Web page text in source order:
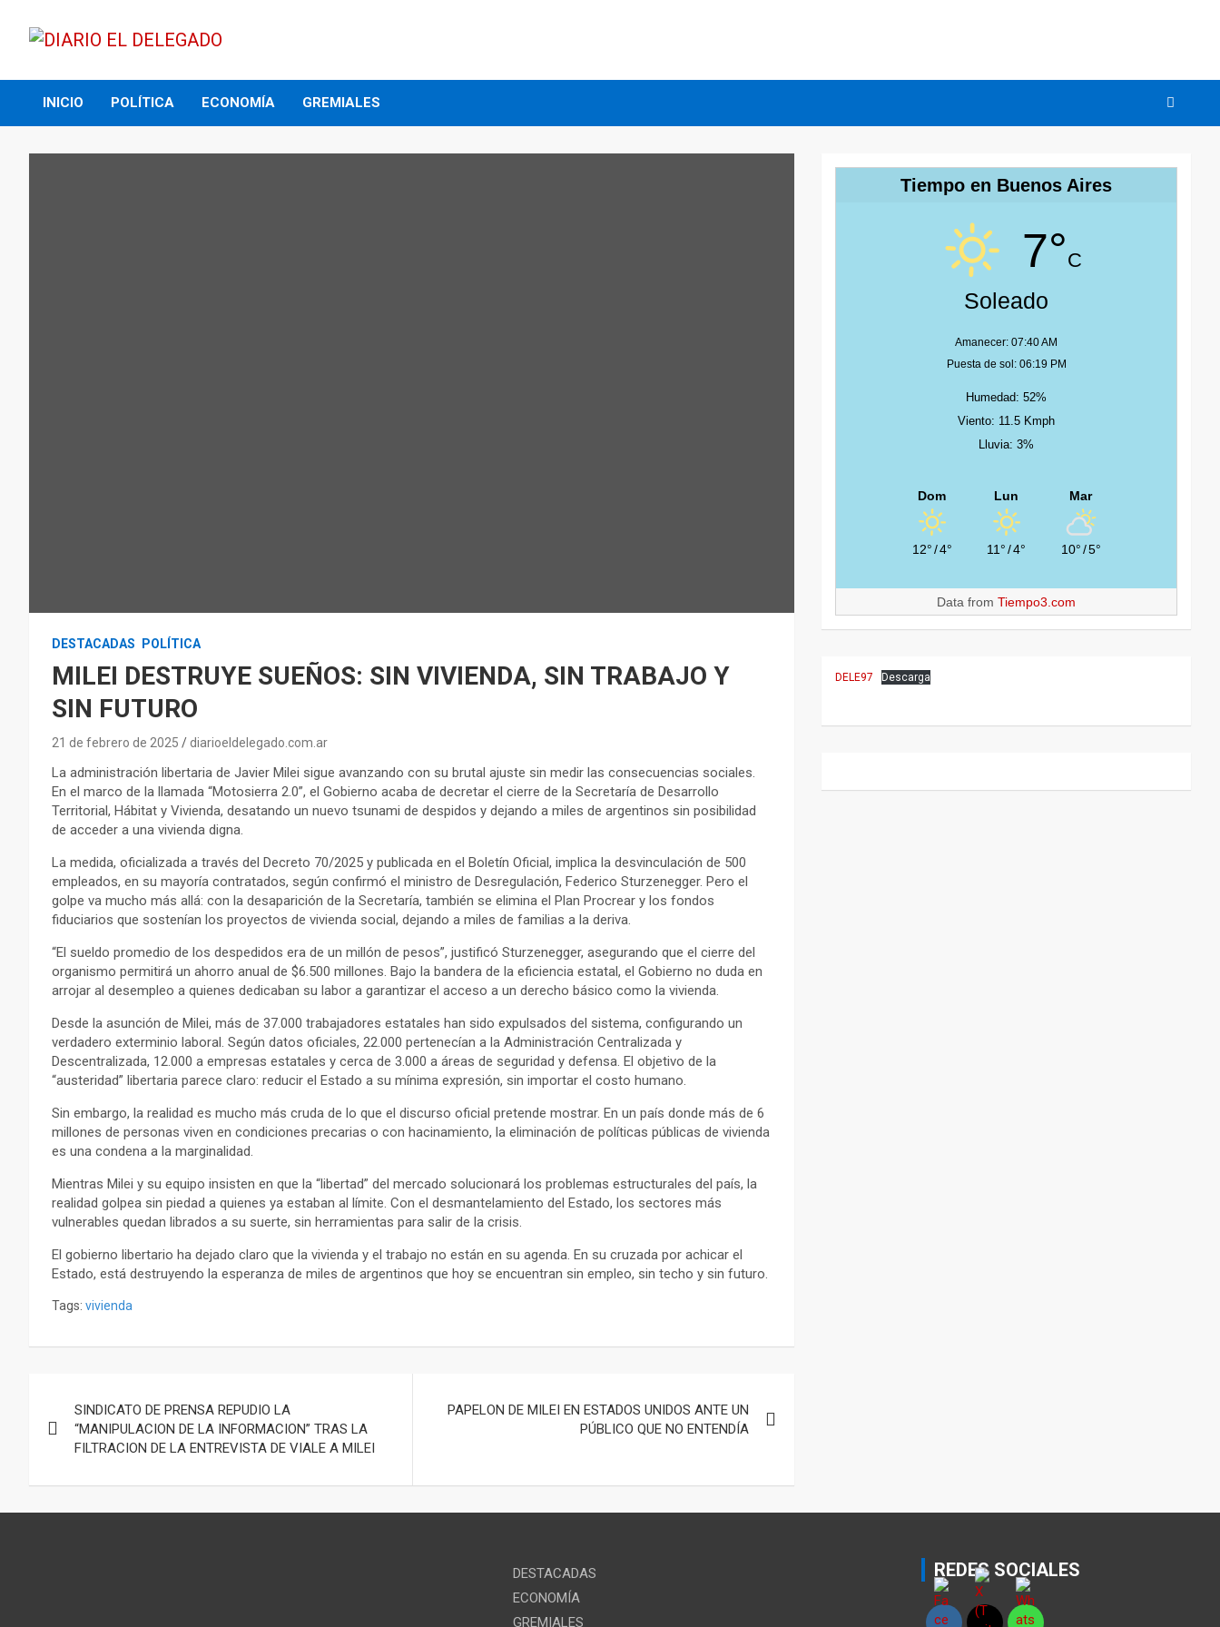
content
DIARIO EL DELEGADO
INICIO POLÍTICA ECONOMÍA GREMIALES
DESTACADAS POLÍTICA
MILEI DESTRUYE SUEÑOS: SIN VIVIENDA, SIN TRABAJO Y
SIN FUTURO
21 de febrero de 2025 diarioeldelegado.com.ar
La administración libertaria de Javier Milei sigue avanzando con su brutal ajuste sin medir las consecuencias sociales.
En el marco de la llamada “Motosierra 2.0”, el Gobierno acaba de decretar el cierre de la Secretaría de Desarrollo
Territorial, Hábitat y Vivienda, desatando un nuevo tsunami de despidos y dejando a miles de argentinos sin posibilidad
de acceder a una vivienda digna.
La medida, oficializada a través del Decreto 70/2025 y publicada en el Boletín Oficial, implica la desvinculación de 500
empleados, en su mayoría contratados, según confirmó el ministro de Desregulación, Federico Sturzenegger. Pero el
golpe va mucho más allá: con la desaparición de la Secretaría, también se elimina el Plan Procrear y los fondos
fiduciarios que sostenían los proyectos de vivienda social, dejando a miles de familias a la deriva.
“El sueldo promedio de los despedidos era de un millón de pesos”, justificó Sturzenegger, asegurando que el cierre del
organismo permitirá un ahorro anual de $6.500 millones. Bajo la bandera de la eficiencia estatal, el Gobierno no duda en
arrojar al desempleo a quienes dedicaban su labor a garantizar el acceso a un derecho básico como la vivienda.
Desde la asunción de Milei, más de 37.000 trabajadores estatales han sido expulsados del sistema, configurando un
verdadero exterminio laboral. Según datos oficiales, 22.000 pertenecían a la Administración Centralizada y
Descentralizada, 12.000 a empresas estatales y cerca de 3.000 a áreas de seguridad y defensa. El objetivo de la
“austeridad” libertaria parece claro: reducir el Estado a su mínima expresión, sin importar el costo humano.
Sin embargo, la realidad es mucho más cruda de lo que el discurso oficial pretende mostrar. En un país donde más de 6
millones de personas viven en condiciones precarias o con hacinamiento, la eliminación de políticas públicas de vivienda
es una condena a la marginalidad.
Mientras Milei y su equipo insisten en que la “libertad” del mercado solucionará los problemas estructurales del país, la
realidad golpea sin piedad a quienes ya estaban al límite. Con el desmantelamiento del Estado, los sectores más
vulnerables quedan librados a su suerte, sin herramientas para salir de la crisis.
El gobierno libertario ha dejado claro que la vivienda y el trabajo no están en su agenda. En su cruzada por achicar el
Estado, está destruyendo la esperanza de miles de argentinos que hoy se encuentran sin empleo, sin techo y sin futuro.
Tags: vivienda
de
SINDICATO DE PRENSA REPUDIO LA
“MANIPULACION DE LA INFORMACION” TRAS LA
FILTRACION DE LA ENTREVISTA DE VIALE A MILEI
PAPELON DE MILEI EN ESTADOS UNIDOS ANTE UN
PÚBLICO QUE NO ENTENDÍA
Tiempo en Buenos Aires
7°C
Soleado
Amanecer: 07:40 AM
Puesta de sol: 06:19 PM
Humedad: 52%
Viento: 11.5 Kmph
Lluvia: 3%
Dom
12°/4°
Lun
11°/4°
Mar
10°/5°
Data fromTiempo3.com
DELE97 Descarga
DESTACADAS
ECONOMÍA
GREMIALES
REDES SOCIALES